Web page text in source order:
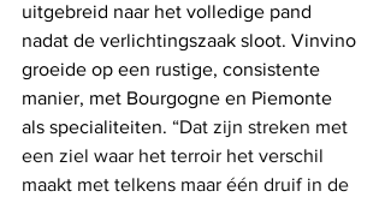
uitgebreid naar het volledige pand
nadat de verlichtingszaak sloot. Vinvino
groeide op een rustige, consistente
manier, met Bourgogne en Piemonte
als specialiteiten. “Dat zijn streken met
een ziel waar het terroir het verschil
maakt met telkens maar één druif in de